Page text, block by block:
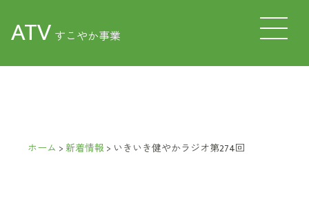
ATV すこやか事業
ホーム >新着情報> いきいき健やかラジオ第274回